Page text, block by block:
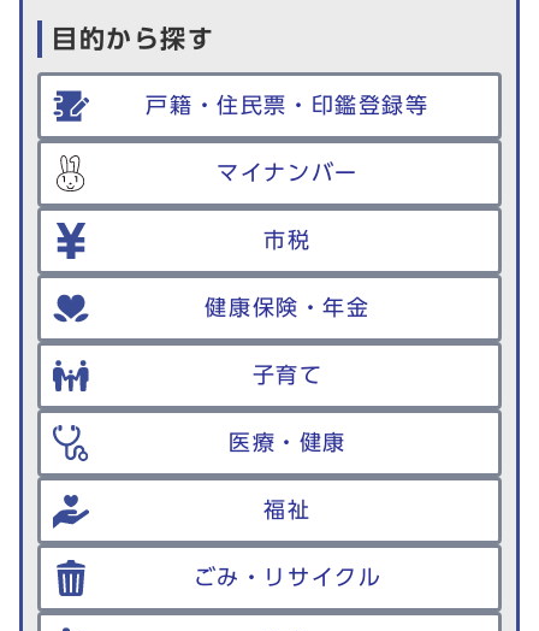
目的から探す
戸籍・住民票・印鑑登録等
マイナンバー
市税
健康保険・年金
子育て
医療・健康
福祉
ごみ・リサイクル